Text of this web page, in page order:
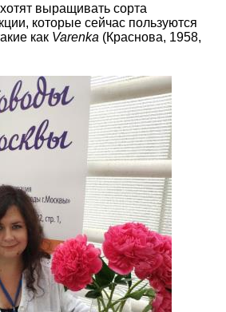
выращивать сорта
которые сейчас пользуются
как Varenka (Краснова, 1958,